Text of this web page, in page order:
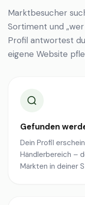
Marktbesucher
Sortiment und
Profil antwortest
eigene Website
Gefunden
Dein Profil
Händlerbereich –
Märkten in deiner